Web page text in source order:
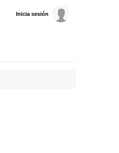
Inicia sesión